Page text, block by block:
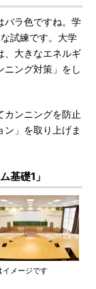
バラ色ですね。学
試練です。大学
、大きなエネルギ
ニング対策」をし
ンニングを防止
」を取り上げま
基礎1」
イメージです